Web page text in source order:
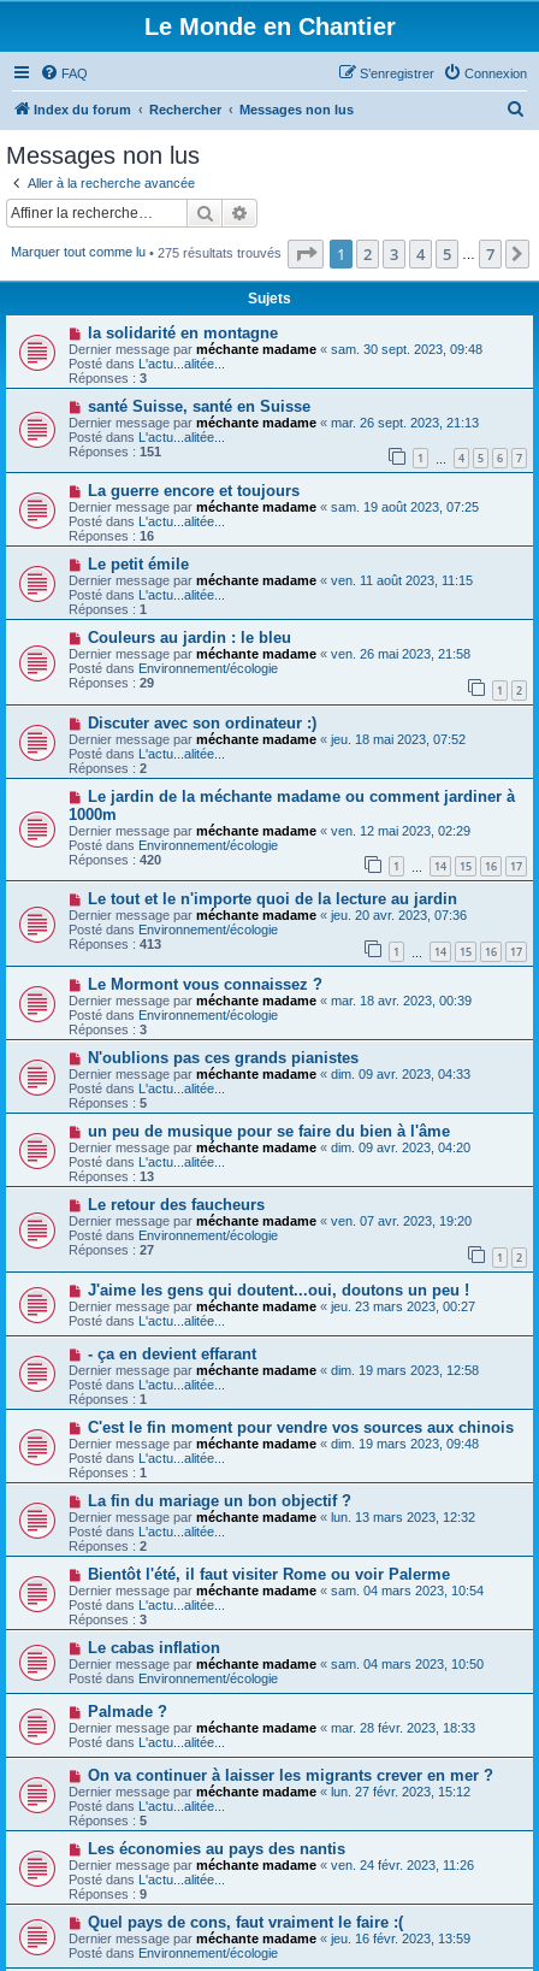
Le Monde en Chantier
FAQ Connexion
S’enregistrer
Index du forum Rechercher Messages non lus
c
Messages non lus
Aller à la recherche avancée
Rechercher
Marquer tout comme lu• 275 résultats trouvés Page 1sur7
1 2 3 4 5 7
Sujets
N
o
u
v
e
a
u
m
e
s
s
a
g
e
la solidarité en montagne
Dernier message par méchante madame « sam. 30 sept. 2023, 09:48
Posté dans L'actu...alitée...
Réponses : 3
N
o
u
v
e
a
m
e
s
s
a
g
e
santé Suisse, santé en Suisse
Dernier message par méchante madame « mar. 26 sept. 2023, 21:13
Posté dans L'actu...alitée...
Réponses : 151 1 4 5 6 7
N
o
u
v
e
a
u
m
e
s
s
a
g
e
La guerre encore et toujours
Dernier message par méchante madame « sam. 19 août 2023, 07:25
Posté dans L'actu...alitée...
Réponses : 16
N
o
u
v
e
a
m
e
s
s
a
g
e
Le petit émile
Dernier message par méchante madame « ven. 11 août 2023, 11:15
Posté dans L'actu...alitée...
Réponses : 1
N
o
u
v
e
a
u
m
e
s
s
a
g
e
Couleurs au jardin : le bleu
Dernier message par méchante madame « ven. 26 mai 2023, 21:58
Posté dans Environnement/écologie
Réponses : 29 1 2
N
o
u
v
e
a
u
m
e
s
s
a
g
e
Discuter avec son ordinateur :)
Dernier message par méchante madame « jeu. 18 mai 2023, 07:52
Posté dans L'actu...alitée...
Réponses : 2
N
o
u
v
e
a
u
m
e
s
s
a
g
e
Le jardin de la méchante madame ou comment jardiner à
1000m
Dernier message par méchante madame « ven. 12 mai 2023, 02:29
Posté dans Environnement/écologie
Réponses : 420 1 14 15 16 17
N
o
u
v
e
a
m
e
s
s
a
g
e
Le tout et le n'importe quoi de la lecture au jardin
Dernier message par méchante madame « jeu. 20 avr. 2023, 07:36
Posté dans Environnement/écologie
Réponses : 413 1 14 15 16 17
N
o
u
v
e
a
u
m
e
s
s
a
g
e
Le Mormont vous connaissez ?
Dernier message par méchante madame « mar. 18 avr. 2023, 00:39
Posté dans Environnement/écologie
Réponses : 3
N
o
u
v
e
a
u
m
e
s
s
a
g
e
N'oublions pas ces grands pianistes
Dernier message par méchante madame « dim. 09 avr. 2023, 04:33
Posté dans L'actu...alitée...
Réponses : 5
N
o
u
v
e
a
u
m
e
s
s
g
e
un peu de musique pour se faire du bien à l'âme
Dernier message par méchante madame « dim. 09 avr. 2023, 04:20
Posté dans L'actu...alitée...
Réponses : 13
N
o
u
v
e
a
m
e
a
g
e
Le retour des faucheurs
Dernier message par méchante madame « ven. 07 avr. 2023, 19:20
Posté dans Environnement/écologie
Réponses : 27 1 2
N
o
u
v
a
u
m
e
s
a
g
e
J'aime les gens qui doutent...oui, doutons un peu !
Dernier message par méchante madame « jeu. 23 mars 2023, 00:27
Posté dans L'actu...alitée...
o
u
v
e
a
m
e
s
s
a
g
e
- ça en devient effarant
Dernier message par méchante madame « dim. 19 mars 2023, 12:58
Posté dans L'actu...alitée...
Réponses : 1
N
o
u
v
e
a
u
m
e
s
s
a
g
e
C'est le fin moment pour vendre vos sources aux chinois
Dernier message par méchante madame « dim. 19 mars 2023, 09:48
Posté dans L'actu...alitée...
Réponses : 1
N
o
u
v
e
a
u
m
e
s
s
a
g
e
La fin du mariage un bon objectif ?
Dernier message par méchante madame « lun. 13 mars 2023, 12:32
Posté dans L'actu...alitée...
Réponses : 2
N
o
u
v
e
a
u
m
e
s
a
g
e
Bientôt l'été, il faut visiter Rome ou voir Palerme
Dernier message par méchante madame « sam. 04 mars 2023, 10:54
Posté dans L'actu...alitée...
Réponses : 3
N
o
u
v
e
a
u
m
e
s
s
a
g
e
Le cabas inflation
Dernier message par méchante madame « sam. 04 mars 2023, 10:50
Posté dans Environnement/écologie
N
o
u
v
a
u
m
e
s
a
g
e
Palmade ?
Dernier message par méchante madame « mar. 28 févr. 2023, 18:33
Posté dans L'actu...alitée...
N
o
u
v
e
a
u
m
e
s
s
a
g
e
On va continuer à laisser les migrants crever en mer ?
Dernier message par méchante madame « lun. 27 févr. 2023, 15:12
Posté dans L'actu...alitée...
Réponses : 5
N
o
u
v
e
a
m
e
Les économies au pays des nantis
Dernier message par méchante madame « ven. 24 févr. 2023, 11:26
Posté dans L'actu...alitée...
Réponses : 9
N
o
u
v
Quel pays de cons, faut vraiment le faire :(
Dernier message par méchante madame « jeu. 16 févr. 2023, 13:59
Posté dans Environnement/écologie